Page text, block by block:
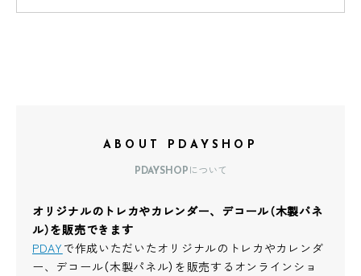
ABOUT PDAYSHOP
PDAYSHOPについて
オリジナルのトレカやカレンダー、デコール（木製パネ
ル）を販売できます
PDAY で作成いただいたオリジナルのトレカやカレンダ
ー、デコール（木製パネル）を販売するオンラインショ